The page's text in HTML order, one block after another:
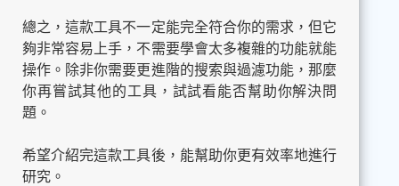
總之，這款工具不一定能完全符合你的需求，但它
夠非常容易上手，不需要學會太多複雜的功能就能
操作。除非你需要更進階的搜索與過濾功能，那麼
你再嘗試其他的工具，試試看能否幫助你解決問
題。
希望介紹完這款工具後，能幫助你更有效率地進行
研究。